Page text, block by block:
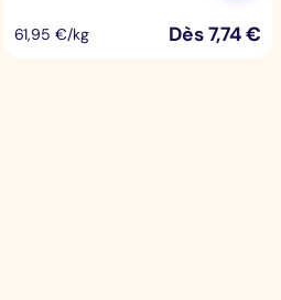
61,95 €/kg Dès7,74€